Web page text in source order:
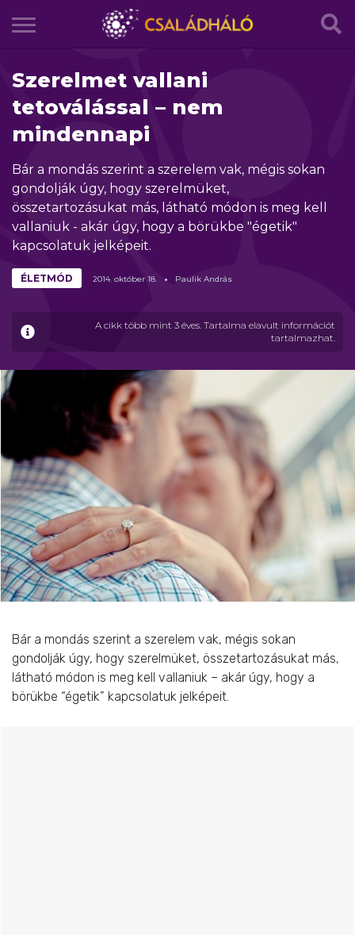
Szerelmet vallani
tetoválással – nem
mindennapi
Bár a mondás szerint a szerelem vak, mégis sokan
gondolják úgy, hogy szerelmüket,
összetartozásukat más, látható módon is meg kell
vallaniuk - akár úgy, hogy a börükbe "égetik"
kapcsolatuk jelképeit.
A cikk több mint 3 éves. Tartalma elavult információt
tartalmazhat.
ÉLETMÓD 2014. október 18. Paulik András
Bár a mondás szerint a szerelem vak, mégis sokan
gondolják úgy, hogy szerelmüket, összetartozásukat más,
látható módon is meg kell vallaniuk – akár úgy, hogy a
börükbe “égetik” kapcsolatuk jelképeit.